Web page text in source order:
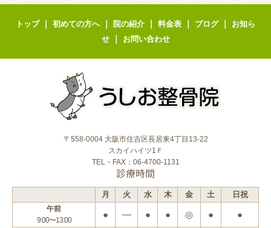
トップ｜ 初めての方へ｜ 院の紹介 ｜ 料金表 ｜ ブログ｜ お知ら
せ｜ お問い合わせ
〒558-0004 大阪市住吉区長居東4丁目13-22
スカイハイツ1Ｆ
TEL・FAX：06-4700-1131
診療時間
月 火 水 木 金 土 日祝
午前
9:00〜13:00
● ― ● ● ◎ ● ●